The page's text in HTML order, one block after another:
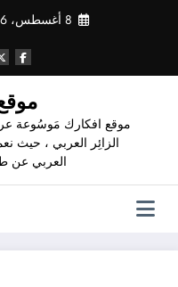
8 أغسطس، 2026
موقع افكارك مَوسُوعة
الزائِر العربي ، حيث
العربي عن